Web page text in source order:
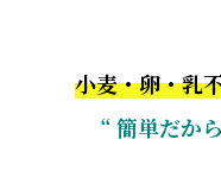
小麦・卵・乳
“ 簡単だか